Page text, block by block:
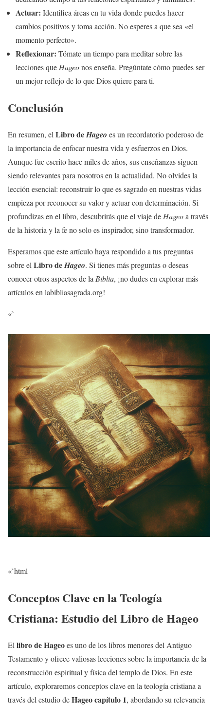
Actuar: Identifica áreas en tu vida donde puedes hacer
cambios positivos y toma acción. No esperes a que sea «el
momento perfecto».
Reflexionar: Tómate un tiempo para meditar sobre las
lecciones que Hageonos enseña. Pregúntate cómo puedes ser
un mejor reflejo de lo que Dios quiere para ti.
Conclusión
En resumen, el Libro deHageo es un recordatorio poderoso de
la importancia de enfocar nuestra vida y esfuerzos en Dios.
Aunque fue escrito hace miles de años, sus enseñanzas siguen
siendo relevantes para nosotros en la actualidad. No olvides la
lección esencial: reconstruir lo que es sagrado en nuestras vidas
empieza por reconocer su valor y actuar con determinación. Si
profundizas en el libro, descubrirás que el viaje de Hageoa través
de la historia y la fe no solo es inspirador, sino transformador.
Esperamos que este artículo haya respondido a tus preguntas
sobre el Libro deHageo. Si tienes más preguntas o deseas
conocer otros aspectos de la Biblia, ¡no dudes en explorar más
artículos en labibliasagrada.org!
«`
«`html
Conceptos Clave en la Teología
Cristiana: Estudio del Libro de Hageo
El libro de Hageoes uno de los libros menores del Antiguo
Testamento y ofrece valiosas lecciones sobre la importancia de la
reconstrucción espiritual y física del templo de Dios. En este
artículo, exploraremos conceptos clave en la teología cristiana a
través del estudio deHageo capítulo 1, abordando su relevancia